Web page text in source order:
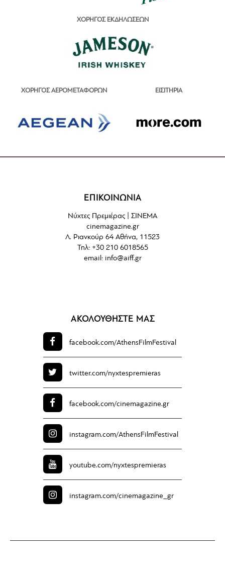
ΧΟΡΗΓΟΣ ΕΚΔΗΛΩΣΕΩΝ
ΧΟΡΗΓΟΣ ΑΕΡΟΜΕΤΑΦΟΡΩΝ ΕΙΣΙΤΗΡΙΑ
ΕΠΙΚΟΙΝΩΝΙΑ
Νύχτες Πρεμιέρας | ΣΙΝΕΜΑ
cinemagazine.gr
Λ. Ριανκούρ 64 Αθήνα, 11523
Τηλ: +30 210 6018565
email: info@aiff.gr
ΑΚΟΛΟΥΘΗΣΤΕ ΜΑΣ
facebook.com/AthensFilmFestival
twitter.com/nyxtespremieras
facebook.com/cinemagazine.gr
instagram.com/AthensFilmFestival
youtube.com/nyxtespremieras
instagram.com/cinemagazine_gr